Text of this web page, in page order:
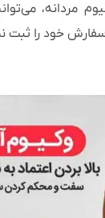
مردانه،
خود را ثبت